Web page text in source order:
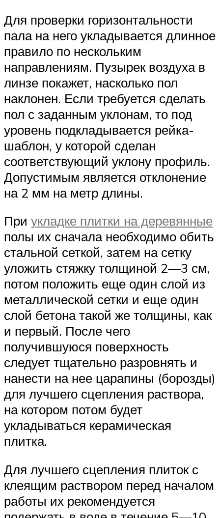
Для проверки горизонтальности
пала на него укладывается длинное
правило по нескольким
направлениям. Пузырек воздуха в
линзе покажет, насколько пол
наклонен. Если требуется сделать
пол с заданным уклонам, то под
уровень подкладывается рейка-
шаблон, у которой сделан
соответствующий уклону профиль.
Допустимым является отклонение
на 2 мм на метр длины.
При укладке плитки на деревянные
полы их сначала необходимо обить
стальной сеткой, затем на сетку
уложить стяжку толщиной 2—3 см,
потом положить еще один слой из
металлической сетки и еще один
слой бетона такой же толщины, как
и первый. После чего
получившуюся поверхность
следует тщательно разровнять и
нанести на нее царапины (борозды)
для лучшего сцепления раствора,
на котором потом будет
укладываться керамическая
плитка.
Для лучшего сцепления плиток с
клеящим раствором перед началом
работы их рекомендуется